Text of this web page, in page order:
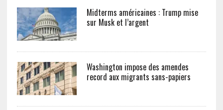
Midterms américaines : Trump mise
sur Musk et l’argent
Washington impose des amendes
record aux migrants sans-papiers